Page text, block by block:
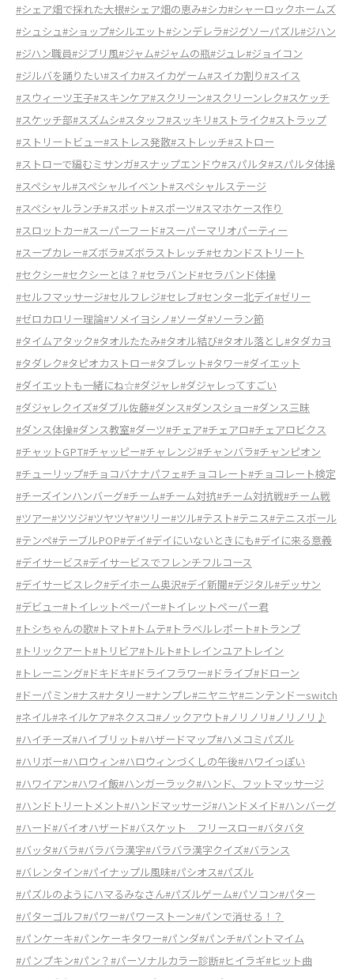
#シェア畑で採れた大根#シェア畑の恵み#シカ#シャーロックホームズ
#シュシュ#ショップ#シルエット#シンデレラ#ジグソーパズル#ジハン
#ジハン職員#ジブリ風#ジャム#ジャムの瓶#ジュレ#ジョイコン
#ジルバを踊りたい#スイカ#スイカゲーム#スイカ割り#スイス
#スウィーツ王子#スキンケア#スクリーン#スクリーンレク#スケッチ
#スケッチ部#スズムシ#スタッフ#スッキリ#ストライク#ストラップ
#ストリートビュー#ストレス発散#ストレッチ#ストロー
#ストローで編むミサンガ#スナップエンドウ#スパルタ#スパルタ体操
#スペシャル#スペシャルイベント#スペシャルステージ
#スペシャルランチ#スポット#スポーツ#スマホケース作り
#スロットカー#スーパーフード#スーパーマリオパーティー
#スープカレー#ズボラ#ズボラストレッチ#セカンドストリート
#セクシー#セクシーとは？ #セラバンド#セラバンド体操
#セルフマッサージ#セルフレジ#セレブ#センター北デイ#ゼリー
#ゼロカロリー理論#ソメイヨシノ#ソーダ#ソーラン節
#タイムアタック#タオルたたみ#タオル結び#タオル落とし#タダカヨ
#タダレク#タピオカストロー#タブレット#タワー#ダイエット
#ダイエットも一緒にね☆#ダジャレ#ダジャレってすごい
#ダジャレクイズ#ダブル佐藤#ダンス#ダンスショー#ダンス三昧
#ダンス体操#ダンス教室#ダーツ#チェア#チェアロ#チェアロビクス
#チャットGPT#チャッピー#チャレンジ#チャンバラ#チャンピオン
#チューリップ#チョコバナナパフェ#チョコレート#チョコレート検定
#チーズインハンバーグ#チーム#チーム対抗#チーム対抗戦#チーム戦
#ツアー#ツツジ#ツヤツヤ#ツリー#ツル#テスト#テニス#テニスボール
#テンペ#テーブルPOP#デイ#デイにいないときにも#デイに来る意義
#デイサービス#デイサービスでフレンチフルコース
#デイサービスレク#デイホーム奥沢#デイ新聞#デジタル#デッサン
#デビュー#トイレットペーパー#トイレットペーパー君
#トシちゃんの歌#トマト#トムテ#トラベルレポート#トランプ
#トリックアート#トリビア#トルト#トレインユアトレイン
#トレーニング#ドキドキ#ドライフラワー#ドライブ#ドローン
#ドーパミン#ナス#ナタリー#ナンプレ#ニヤニヤ#ニンテンドーswitch
#ネイル#ネイルケア#ネクスコ#ノックアウト#ノリノリ#ノリノリ♪
#ハイチーズ#ハイブリット#ハザードマップ#ハメコミパズル
#ハリボー#ハロウィン#ハロウィンづくしの午後#ハワイっぽい
#ハワイアン#ハワイ飯#ハンガーラック#ハンド、フットマッサージ
#ハンドトリートメント#ハンドマッサージ#ハンドメイド#ハンバーグ
#ハード#バイオハザード#バスケット フリースロー#バタバタ
#バッタ#バラ#バラバラ漢字#バラバラ漢字クイズ#バランス
#バレンタイン#パイナップル風味#パシオス#パズル
#パズルのようにハマるみなさん#パズルゲーム#パソコン#パター
#パターゴルフ#パワー#パワーストーン#パンで消せる！？
#パンケーキ#パンケーキタワー#パンダ#パンチ#パントマイム
#パンプキン#パン？ #パーソナルカラー診断#ヒイラギ#ヒット曲